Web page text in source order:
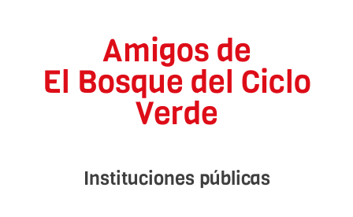
Amigos de
El Bosque del Ciclo
Verde
Instituciones públicas